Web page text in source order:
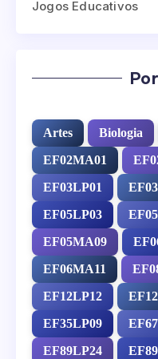
Jogos Educativos
Artes Biologia
EF02MA01
EF03LP01
EF05LP03
EF05MA09
EF06MA11
EF12LP12
EF35LP09
EF89LP24